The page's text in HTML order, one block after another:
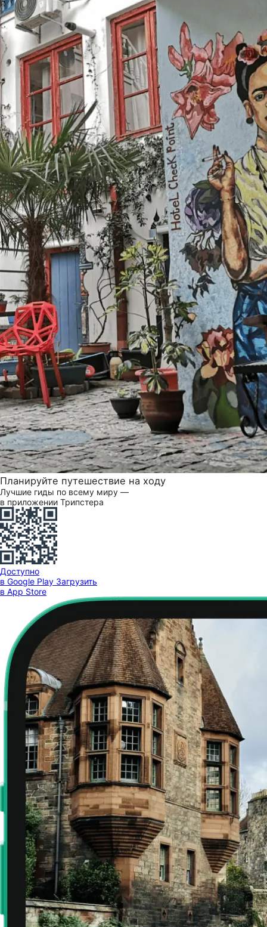
Планируйте путешествие на ходу
Лучшие гиды по всему миру —
в приложении Трипстера
Доступно
в Google Play Загрузить
в App Store